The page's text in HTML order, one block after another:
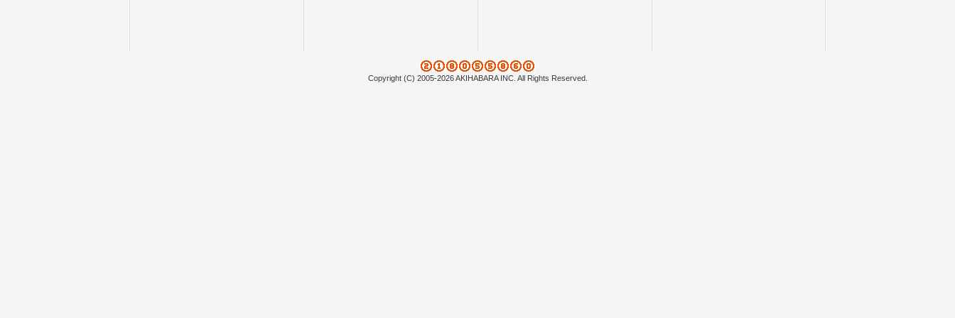
Copyright (C) 2005-2026 AKIHABARA INC. All Rights Reserved.